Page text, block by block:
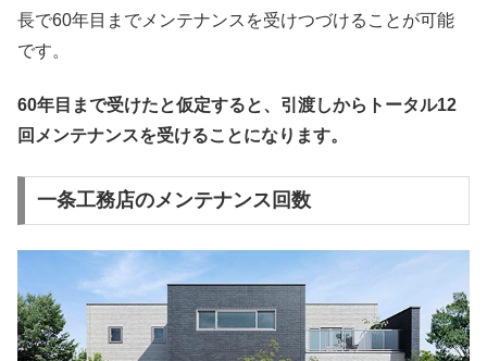
長で60年目までメンテナンスを受けつづけることが可能
です。
60年目まで受けたと仮定すると、引渡しからトータル12
回メンテナンスを受けることになります。
一条工務店のメンテナンス回数